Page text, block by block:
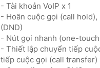
- Tài khoản VoIP x 1
- Hoãn cuộc gọi (call
(DND)
- Nút gọi nhanh (one-
- Thiết lập chuyển tiếp
tiếp cuộc gọi (call transfer)